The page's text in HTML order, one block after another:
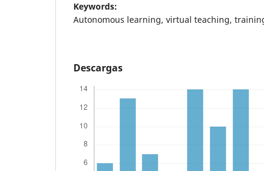
Keywords:
Autonomous learning, virtual teaching,
Descargas